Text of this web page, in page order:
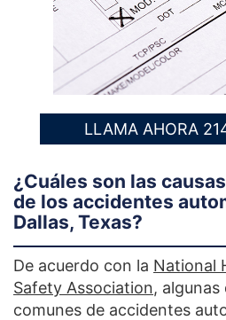
LLAMA AHORA
¿Cuáles son las
de los accidentes
Dallas, Texas?
De acuerdo con la National
Safety Association, algunas
comunes de accidentes